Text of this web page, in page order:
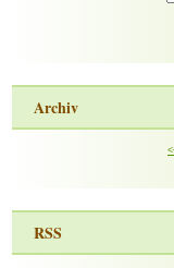
Archiv
RSS